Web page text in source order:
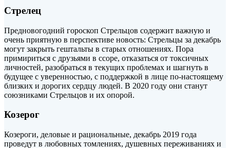
Стрелец
Предновогодний гороскоп Стрельцов содержит важную и
очень приятную в перспективе новость: Стрельцы за декабрь
могут закрыть гештальты в старых отношениях. Пора
примириться с друзьями в ссоре, отказаться от токсичных
личностей, разобраться в текущих проблемах и шагнуть в
будущее с уверенностью, с поддержкой в лице по-настоящему
близких и дорогих сердцу людей. В 2020 году они станут
союзниками Стрельцов и их опорой.
Козерог
Козероги, деловые и рациональные, декабрь 2019 года
проведут в любовных томлениях, душевных переживаниях и